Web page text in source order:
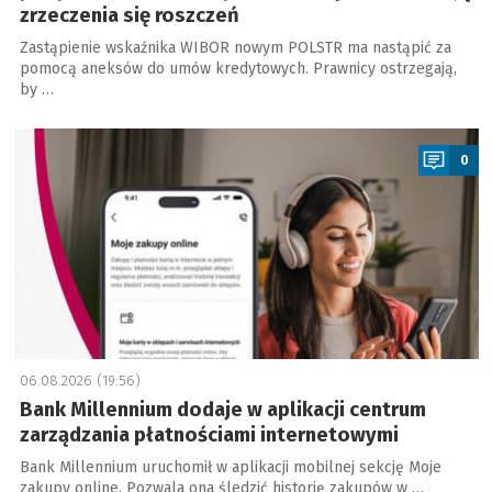
zrzeczenia się roszczeń
Zastąpienie wskaźnika WIBOR nowym POLSTR ma nastąpić za
pomocą aneksów do umów kredytowych. Prawnicy ostrzegają,
by …
0
06.08.2026 (19:56)
Bank Millennium dodaje w aplikacji centrum
zarządzania płatnościami internetowymi
Bank Millennium uruchomił w aplikacji mobilnej sekcję Moje
zakupy online. Pozwala ona śledzić historię zakupów w …